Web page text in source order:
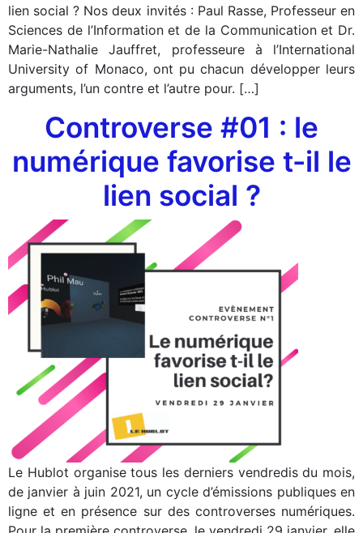
lien social ? Nos deux invités : Paul Rasse, Professeur en
Sciences de l’Information et de la Communication et Dr.
Marie-Nathalie Jauffret, professeure à l’International
University of Monaco, ont pu chacun développer leurs
arguments, l’un contre et l’autre pour. […]
Controverse #01 : le
numérique favorise t-il le
lien social ?
Le Hublot organise tous les derniers vendredis du mois,
de janvier à juin 2021, un cycle d’émissions publiques en
ligne et en présence sur des controverses numériques.